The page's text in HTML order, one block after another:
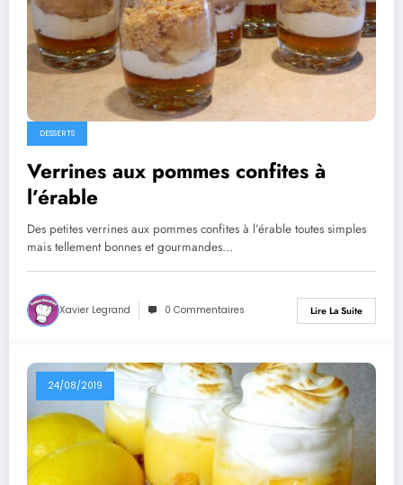
DESSERTS
Verrines aux pommes confites à
l’érable
Des petites verrines aux pommes confites à l’érable toutes simples
mais tellement bonnes et gourmandes…
Xavier Legrand 0 Commentaires Lire La Suite
24/08/2019